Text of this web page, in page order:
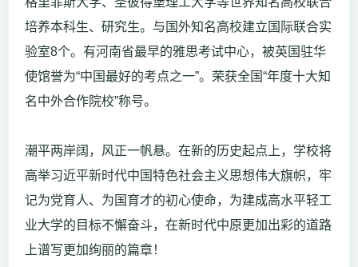
培养本科生、研究生。与国外知名高校建立国际联合实
验室8个。有河南省最早的雅思考试中心，被英国驻华
使馆誉为“中国最好的考点之一”。荣获全国“年度十大知
名中外合作院校”称号。
潮平两岸阔，风正一帆悬。在新的历史起点上，学校将
高举习近平新时代中国特色社会主义思想伟大旗帜，牢
记为党育人、为国育才的初心使命，为建成高水平轻工
业大学的目标不懈奋斗，在新时代中原更加出彩的道路
上谱写更加绚丽的篇章！